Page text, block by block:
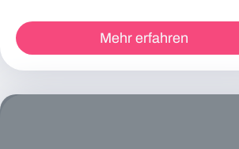
Mehr erfahren